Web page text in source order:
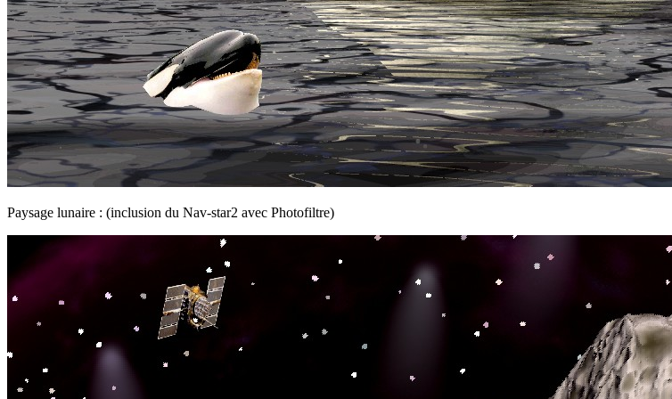
Paysage lunaire : (inclusion du Nav-star2 avec Photofiltre)